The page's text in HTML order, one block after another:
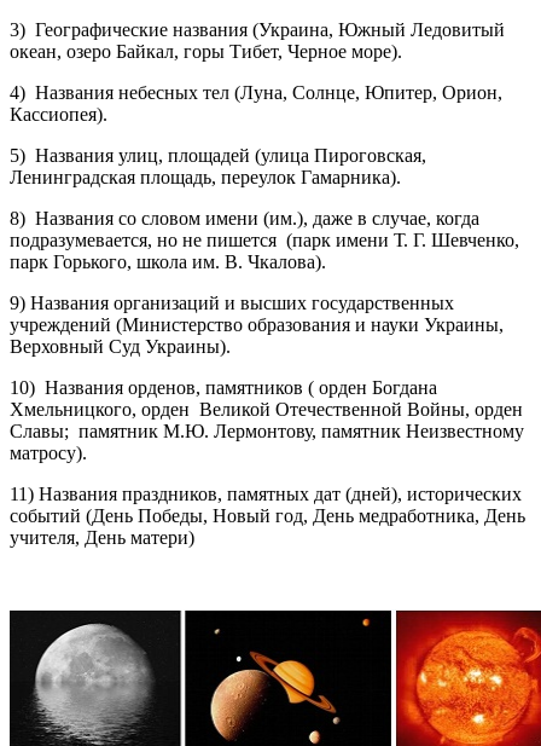
3) Географические названия (Украина, Южный Ледовитый
океан, озеро Байкал, горы Тибет, Черное море).
4) Названия небесных тел (Луна, Солнце, Юпитер, Орион,
Кассиопея).
5) Названия улиц, площадей (улица Пироговская,
Ленинградская площадь, переулок Гамарника).
8) Названия со словом имени (им.), даже в случае, когда
подразумевается, но не пишется (парк имени Т. Г. Шевченко,
парк Горького, школа им. В. Чкалова).
9) Названия организаций и высших государственных
учреждений (Министерство образования и науки Украины,
Верховный Суд Украины).
10) Названия орденов, памятников ( орден Богдана
Хмельницкого, орден Великой Отечественной Войны, орден
Славы; памятник М.Ю. Лермонтову, памятник Неизвестному
матросу).
11) Названия праздников, памятных дат (дней), исторических
событий (День Победы, Новый год, День медработника, День
учителя, День матери)